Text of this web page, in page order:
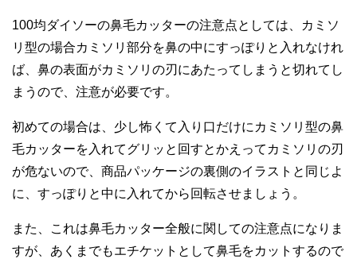
100均ダイソーの鼻毛カッターの注意点としては、カミソ
リ型の場合カミソリ部分を鼻の中にすっぽりと入れなけれ
ば、鼻の表面がカミソリの刃にあたってしまうと切れてし
まうので、注意が必要です。
初めての場合は、少し怖くて入り口だけにカミソリ型の鼻
毛カッターを入れてグリッと回すとかえってカミソリの刃
が危ないので、商品パッケージの裏側のイラストと同じよ
に、すっぽりと中に入れてから回転させましょう。
また、これは鼻毛カッター全般に関しての注意点になりま
すが、あくまでもエチケットとして鼻毛をカットするので